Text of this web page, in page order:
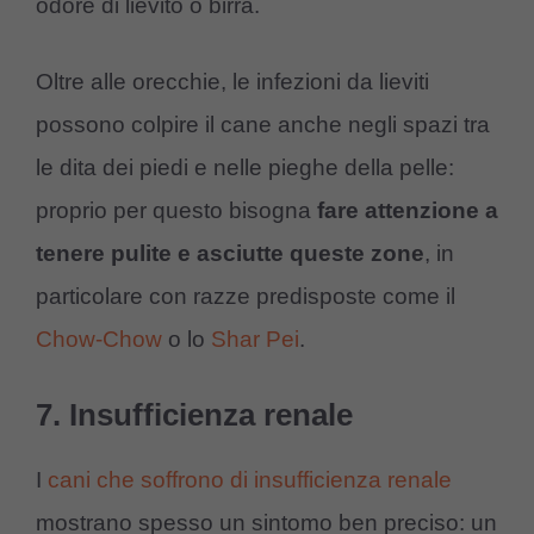
odore di lievito o birra.
Oltre alle orecchie, le infezioni da lieviti
possono colpire il cane anche negli spazi tra
le dita dei piedi e nelle pieghe della pelle:
proprio per questo bisogna fare attenzione a
tenere pulite e asciutte queste zone, in
particolare con razze predisposte come il
Chow-Chow o lo Shar Pei.
7. Insufficienza renale
I cani che soffrono di insufficienza renale
mostrano spesso un sintomo ben preciso: un